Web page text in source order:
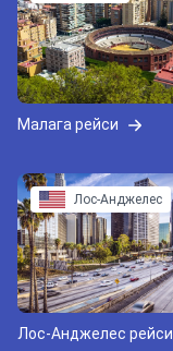
Малага рейси
Лос-Анджелес
Лос-Анджелес рейси